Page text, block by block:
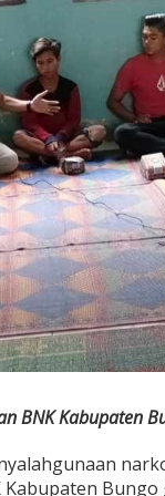
BNK Kabupaten